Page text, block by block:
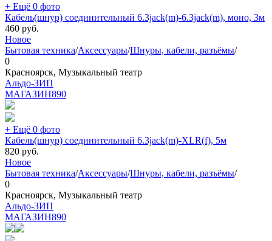
+ Ещё 0 фото
Кабель(шнур) соединительный 6.3jack(m)-6.3jack(m), моно, 3м
460 руб.
Новое
Бытовая техника/Аксессуары/Шнуры, кабели, разъёмы/
0
Красноярск, Музыкальный театр
Альдо-ЗИП
МАГАЗИН890
+ Ещё 0 фото
Кабель(шнур) соединительный 6.3jack(m)-XLR(f), 5м
820 руб.
Новое
Бытовая техника/Аксессуары/Шнуры, кабели, разъёмы/
0
Красноярск, Музыкальный театр
Альдо-ЗИП
МАГАЗИН890